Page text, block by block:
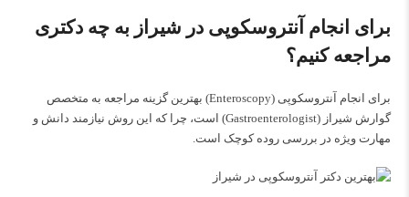
برای انجام آنتروسکوپی در شیراز به چه دکتری
مراجعه کنیم؟
برای انجام آنتروسکوپی (Enteroscopy) بهترین گزینه مراجعه به
متخصص
گوارش شیراز
(Gastroenterologist) است، چرا که این روش نیازمند دانش و
مهارت ویژه در بررسی روده کوچک است.